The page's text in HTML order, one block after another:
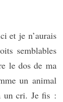
et je n’aurais
semblables
le dos de ma
un animal
un cri. Je fis :